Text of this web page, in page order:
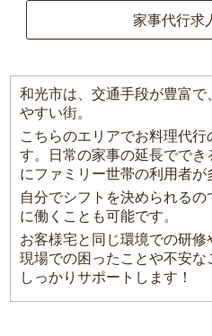
家事代行求
和光市は、交通手段が豊富
やすい街。
こちらのエリアでお料理代
す。日常の家事の延長でで
にファミリー世帯の利用者が
自分でシフトを決められる
に働くことも可能です。
お客様宅と同じ環境での研
現場での困ったことや不安
しっかりサポートします！